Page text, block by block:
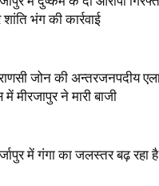
शांति भंग की कार्रवाई
जोन की अन्तरजनपदीय
में मीरजापुर ने मारी बाजी
में गंगा का जलस्तर बढ़ रहा है